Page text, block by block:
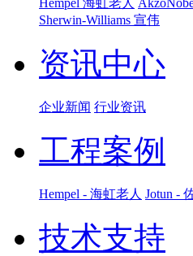
Hempel 海虹老人
Sherwin-Williams 宣伟
资讯中心
企业新闻 行业资讯
工程案例
Hempel - 海虹老人 Jotun -
技术支持